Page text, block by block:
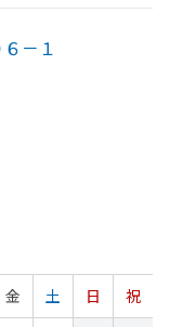
－１
金 土 日
祝